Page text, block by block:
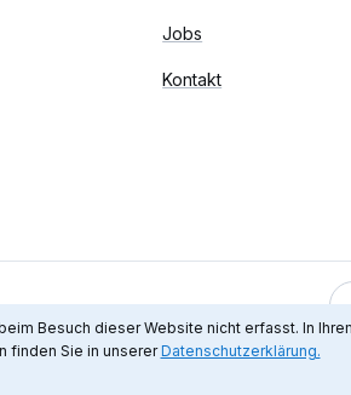
Besuch dieser Website nicht erfasst. In
finden Sie in unsererDatenschutzerklärung.
Jobs
Kontakt